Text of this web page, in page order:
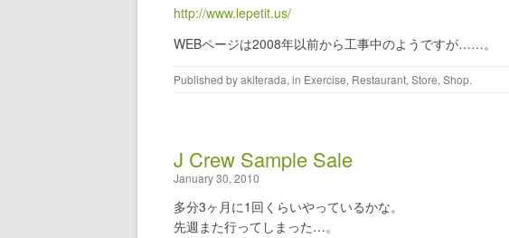
http://www.lepetit.us/
WEBページは2008年以前から工事中のようですが……。
Published byakiterada, in Exercise, Restaurant, Store, Shop.
J Crew Sample Sale
January 30, 2010
多分3ヶ月に1回くらいやっているかな。
先週また行ってしまった…。